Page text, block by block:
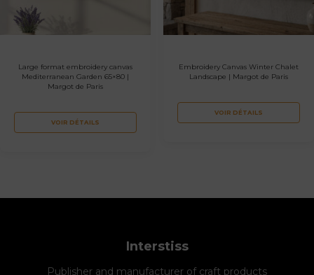
Large format embroidery canvas
Mediterranean Garden 65×80 |
Margot de Paris
VOIR DÉTAILS
Embroidery Canvas Winter Chalet
Landscape | Margot de Paris
VOIR DÉTAILS
Interstiss
Publisher and manufacturer of craft products